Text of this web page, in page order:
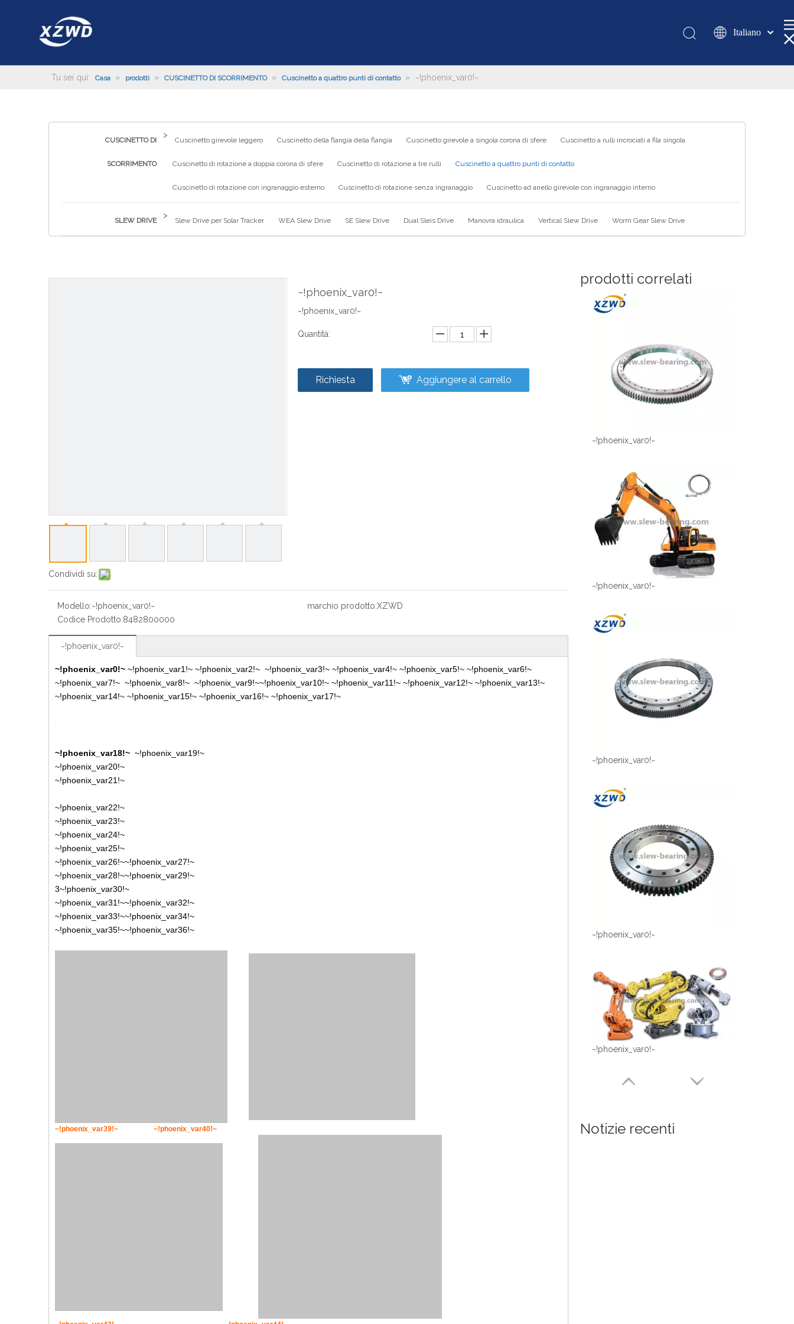
Italiano
românesc
Pусский
العربية
Tu sei qui: Casa » prodotti » CUSCINETTO DI SCORRIMENTO » Cuscinetto a quattro punti di contatto » ~!phoenix_var0!~
CUSCINETTO DI
SCORRIMENTO
>
Cuscinetto girevole leggero Cuscinetto della flangia della flangia Cuscinetto girevole a singola corona di sfere Cuscinetto a rulli incrociati a fila singola
Cuscinetto di rotazione a doppia corona di sfere Cuscinetto di rotazione a tre rulli Cuscinetto a quattro punti di contatto
Cuscinetto di rotazione con ingranaggio esterno Cuscinetto di rotazione senza ingranaggio Cuscinetto ad anello girevole con ingranaggio interno
SLEW DRIVE
>
Slew Drive per Solar Tracker WEA Slew Drive SE Slew Drive Dual Sleis Drive Manovra idraulica Vertical Slew Drive Worm Gear Slew Drive
Condividi su:
~!phoenix_var0!~
~!phoenix_var0!~
Quantità:
Richiesta Aggiungere al carrello
Modello:~!phoenix_var0!~ marchio prodotto:XZWD
Codice Prodotto:8482800000
~!phoenix_var0!~
~!phoenix_var0!~ ~!phoenix_var1!~ ~!phoenix_var2!~ ~!phoenix_var3!~ ~!phoenix_var4!~ ~!phoenix_var5!~ ~!phoenix_var6!~
~!phoenix_var7!~ ~!phoenix_var8!~ ~!phoenix_var9!~~!phoenix_var10!~ ~!phoenix_var11!~ ~!phoenix_var12!~ ~!phoenix_var13!~
~!phoenix_var14!~ ~!phoenix_var15!~ ~!phoenix_var16!~ ~!phoenix_var17!~
~!phoenix_var18!~ ~!phoenix_var19!~
~!phoenix_var20!~
~!phoenix_var21!~
~!phoenix_var22!~
~!phoenix_var23!~
~!phoenix_var24!~
~!phoenix_var25!~
~!phoenix_var26!~~!phoenix_var27!~
~!phoenix_var28!~~!phoenix_var29!~
3~!phoenix_var30!~
~!phoenix_var31!~~!phoenix_var32!~
~!phoenix_var33!~~!phoenix_var34!~
~!phoenix_var35!~~!phoenix_var36!~
~!phoenix_var39!~ ~!phoenix_var40!~
prodotti correlati
~!phoenix_var0!~
~!phoenix_var0!~
~!phoenix_var0!~
~!phoenix_var0!~
~!phoenix_var0!~
Notizie recenti